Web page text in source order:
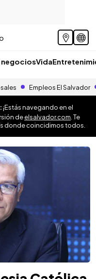
negociosVida
Empleos El Salvador
¡Estás navegando en el
deelsalvador.com . Te
donde coincidimos todos.